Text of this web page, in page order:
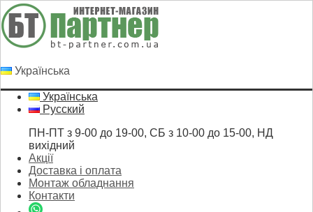
Українська
Українська
Русский
ПН-ПТ з 9-00 до 19-00, СБ з 10-00 до 15-00, НД
вихідний
Акції
Доставка і оплата
Монтаж обладнання
Контакти